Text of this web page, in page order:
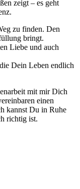
zeigt – es geht
zu finden. Den
bringt.
Liebe und auch
Dein Leben endlich
mit mir Dich
einen
kannst Du in Ruhe
richtig ist.